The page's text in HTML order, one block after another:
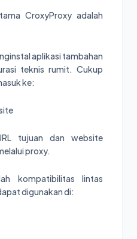
CroxyProxy adalah
aplikasi tambahan
teknis rumit. Cukup
ke:
tujuan dan website
proxy.
kompatibilitas lintas
digunakan di: